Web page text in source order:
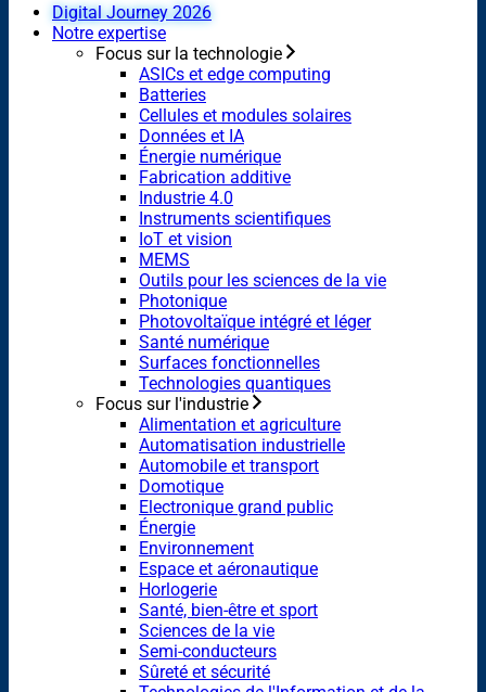
Digital Journey 2026
Notre expertise
Focus sur la technologie
ASICs et edge computing
Batteries
Cellules et modules solaires
Données et IA
Énergie numérique
Fabrication additive
Industrie 4.0
Instruments scientifiques
IoT et vision
MEMS
Outils pour les sciences de la vie
Photonique
Photovoltaïque intégré et léger
Santé numérique
Surfaces fonctionnelles
Technologies quantiques
Focus sur l'industrie
Alimentation et agriculture
Automatisation industrielle
Automobile et transport
Domotique
Electronique grand public
Énergie
Environnement
Espace et aéronautique
Horlogerie
Santé, bien-être et sport
Sciences de la vie
Semi-conducteurs
Sûreté et sécurité